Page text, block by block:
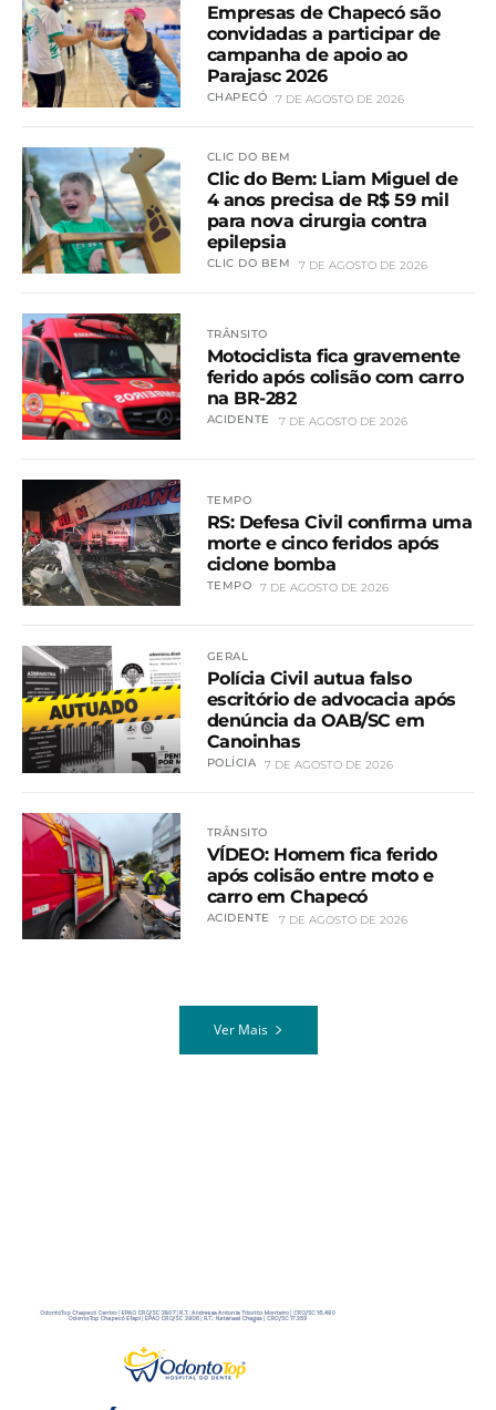
Empresas de Chapecó são
convidadas a participar de
campanha de apoio ao
Parajasc 2026
CHAPECÓ 7 DE AGOSTO DE 2026
CLIC DO BEM
Clic do Bem: Liam Miguel de
4 anos precisa de R$ 59 mil
para nova cirurgia contra
epilepsia
CLIC DO BEM 7 DE AGOSTO DE 2026
TRÂNSITO
Motociclista fica gravemente
ferido após colisão com carro
na BR-282
ACIDENTE 7 DE AGOSTO DE 2026
TEMPO
RS: Defesa Civil confirma uma
morte e cinco feridos após
ciclone bomba
TEMPO 7 DE AGOSTO DE 2026
GERAL
Polícia Civil autua falso
escritório de advocacia após
denúncia da OAB/SC em
Canoinhas
POLÍCIA 7 DE AGOSTO DE 2026
TRÂNSITO
VÍDEO: Homem fica ferido
após colisão entre moto e
carro em Chapecó
ACIDENTE 7 DE AGOSTO DE 2026
Ver Mais